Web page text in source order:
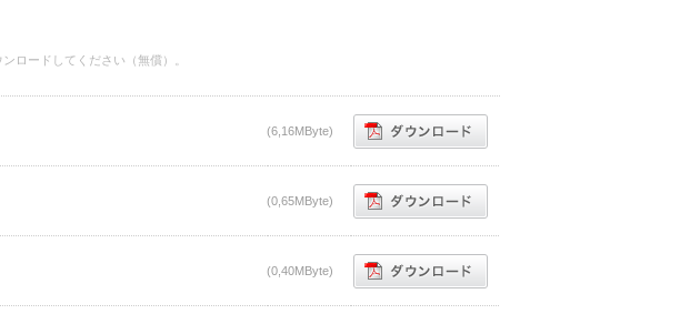
ロードしてください（無償）。
(6,16MByte)
(0,65MByte)
(0,40MByte)